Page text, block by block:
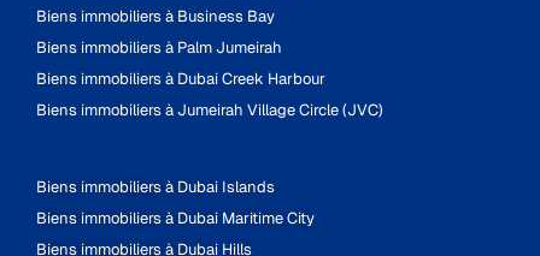
Biens immobiliers à Business Bay
Biens immobiliers à Palm Jumeirah
Biens immobiliers à Dubai Creek Harbour
Biens immobiliers à Jumeirah Village Circle (JVC)
Biens immobiliers à Dubai Islands
Biens immobiliers à Dubai Maritime City
Biens immobiliers à Dubai Hills